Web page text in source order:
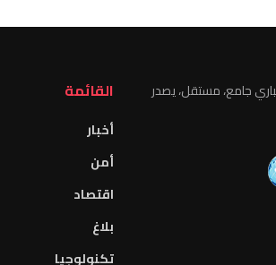
جامع، مستقل، يصدر
القائمة
أخبار
أمن
اقتصاد
بلاغ
تكنولوجيا